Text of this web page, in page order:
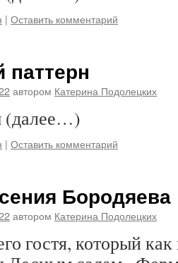
| Оставить комментарий
автором Катерина Подолецких
(далее…)
| Оставить комментарий
Бородяева
автором Катерина Подолецких
гостя, который как